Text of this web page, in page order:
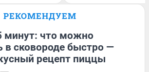
РЕКОМЕНДУЕМ
минут: что можно
в сковороде быстро —
рецепт пиццы